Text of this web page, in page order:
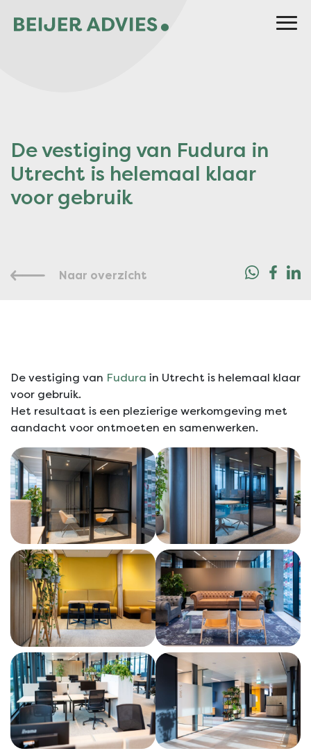
De vestiging van Fudura in
Utrecht is helemaal klaar
voor gebruik
Naar overzicht
De vestiging van Fudura in Utrecht is helemaal klaar
voor gebruik.
Het resultaat is een plezierige werkomgeving met
aandacht voor ontmoeten en samenwerken.